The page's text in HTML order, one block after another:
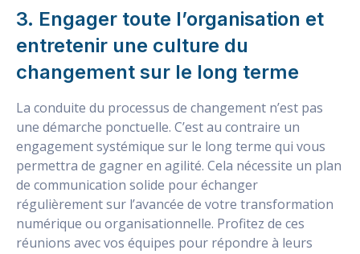
3. Engager toute l’organisation et
entretenir une culture du
changement sur le long terme
La conduite du processus de changement n’est pas
une démarche ponctuelle. C’est au contraire un
engagement systémique sur le long terme qui vous
permettra de gagner en agilité. Cela nécessite un plan
de communication solide pour échanger
régulièrement sur l’avancée de votre transformation
numérique ou organisationnelle. Profitez de ces
réunions avec vos équipes pour répondre à leurs